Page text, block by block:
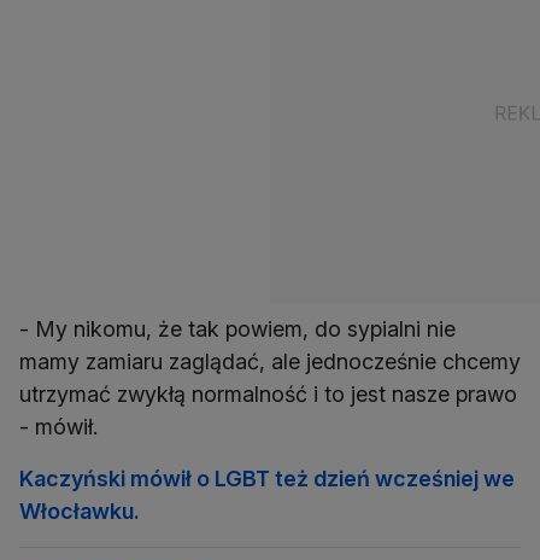
- My nikomu, że tak powiem, do sypialni nie
mamy zamiaru zaglądać, ale jednocześnie chcemy
utrzymać zwykłą normalność i to jest nasze prawo
- mówił.
Kaczyński mówił o LGBT też dzień wcześniej we
Włocławku.